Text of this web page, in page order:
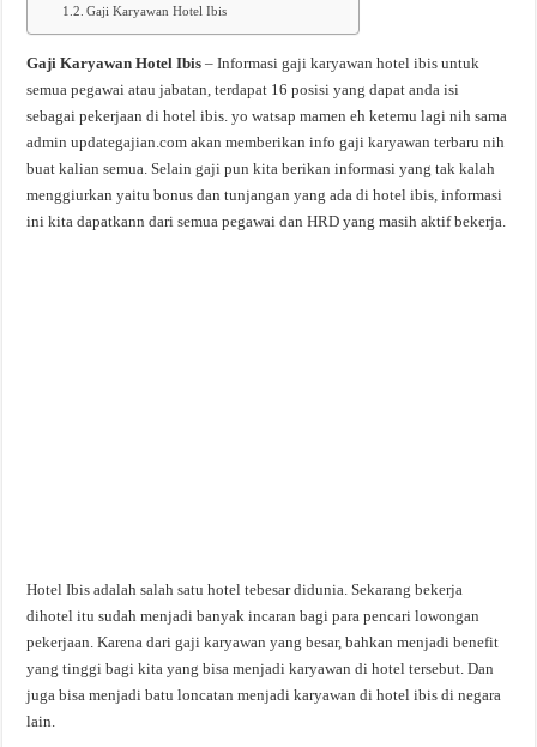
Gaji Karyawan Hotel Ibis
Gaji Karyawan Hotel Ibis – Informasi gaji karyawan hotel ibis untuk
semua pegawai atau jabatan, terdapat 16 posisi yang dapat anda isi
sebagai pekerjaan di hotel ibis. yo watsap mamen eh ketemu lagi nih sama
admin updategajian.com akan memberikan info gaji karyawan terbaru nih
buat kalian semua. Selain gaji pun kita berikan informasi yang tak kalah
menggiurkan yaitu bonus dan tunjangan yang ada di hotel ibis, informasi
ini kita dapatkann dari semua pegawai dan HRD yang masih aktif bekerja.
Hotel Ibis adalah salah satu hotel tebesar didunia. Sekarang bekerja
dihotel itu sudah menjadi banyak incaran bagi para pencari lowongan
pekerjaan. Karena dari gaji karyawan yang besar, bahkan menjadi benefit
yang tinggi bagi kita yang bisa menjadi karyawan di hotel tersebut. Dan
juga bisa menjadi batu loncatan menjadi karyawan di hotel ibis di negara
lain.